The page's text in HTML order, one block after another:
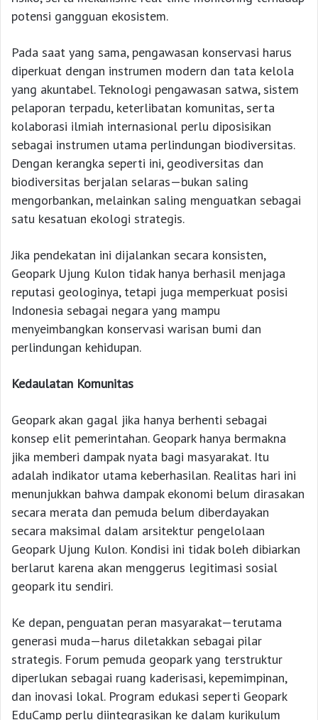
potensi gangguan ekosistem.
Pada saat yang sama, pengawasan konservasi harus
diperkuat dengan instrumen modern dan tata kelola
yang akuntabel. Teknologi pengawasan satwa, sistem
pelaporan terpadu, keterlibatan komunitas, serta
kolaborasi ilmiah internasional perlu diposisikan
sebagai instrumen utama perlindungan biodiversitas.
Dengan kerangka seperti ini, geodiversitas dan
biodiversitas berjalan selaras—bukan saling
mengorbankan, melainkan saling menguatkan sebagai
satu kesatuan ekologi strategis.
Jika pendekatan ini dijalankan secara konsisten,
Geopark Ujung Kulon tidak hanya berhasil menjaga
reputasi geologinya, tetapi juga memperkuat posisi
Indonesia sebagai negara yang mampu
menyeimbangkan konservasi warisan bumi dan
perlindungan kehidupan.
Kedaulatan Komunitas
Geopark akan gagal jika hanya berhenti sebagai
konsep elit pemerintahan. Geopark hanya bermakna
jika memberi dampak nyata bagi masyarakat. Itu
adalah indikator utama keberhasilan. Realitas hari ini
menunjukkan bahwa dampak ekonomi belum dirasakan
secara merata dan pemuda belum diberdayakan
secara maksimal dalam arsitektur pengelolaan
Geopark Ujung Kulon. Kondisi ini tidak boleh dibiarkan
berlarut karena akan menggerus legitimasi sosial
geopark itu sendiri.
Ke depan, penguatan peran masyarakat—terutama
generasi muda—harus diletakkan sebagai pilar
strategis. Forum pemuda geopark yang terstruktur
diperlukan sebagai ruang kaderisasi, kepemimpinan,
dan inovasi lokal. Program edukasi seperti Geopark
EduCamp perlu diintegrasikan ke dalam kurikulum